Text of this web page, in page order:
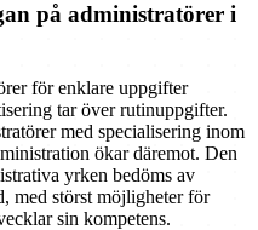
på administratörer i
för enklare uppgifter
tar över rutinuppgifter.
med specialisering inom
ökar däremot. Den
yrken bedöms av
med störst möjligheter för
sin kompetens.